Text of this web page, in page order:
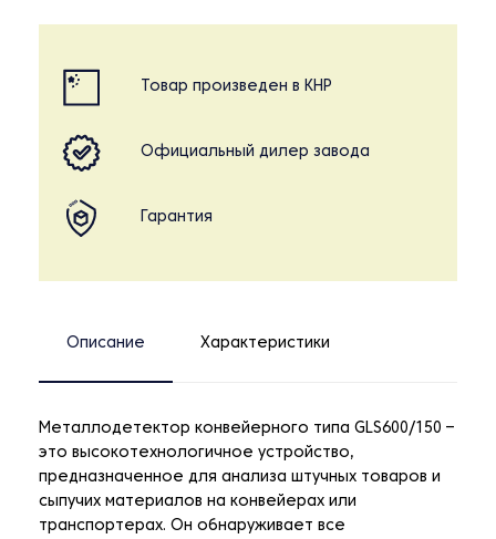
Товар произведен в КНР
Официальный дилер завода
Гарантия
Описание Характеристики
Металлодетектор конвейерного типа GLS600/150 –
это высокотехнологичное устройство,
предназначенное для анализа штучных товаров и
сыпучих материалов на конвейерах или
транспортерах. Он обнаруживает все